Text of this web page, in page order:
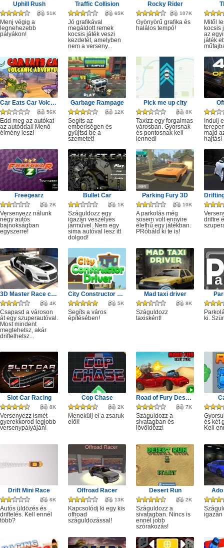
Uphill Rush
51K
Menj végig a
legnehezebb
pályákon!
Traffic Collision
65K
Jó grafikával
megáldott remek
kocsis játék veszi
kezdetét, amelyben
nem a verseny...
Rocky Rider
107K
Gyönyörű grafika és
halálos tempó!
Mitől
kocsis
az
játék
Car Eats Car Volcanic Adventure
56K
Edd meg az autókat
az autóddal! Menő
élmény lesz!
Garbage Rampage
12K
Segíts az
emberiségen és
gyűjtsd be a
szemetet!
Pick me up city
8K
Taxizz egy forgalmas
városban. Gyorsnak
és pontosnak kell
lenned!
Indulj
majd
hajtás!
Freegearz
2K
Versenyezz nálunk
négy autós
bajnokságban
egyszerre!
Bullet Car
1K
Száguldozz egy
igazán veszélyes
járművel. Nem egy
sima autóval lesz itt
dolgod!
Parking Fury 3D
10K
A parkolás még
sosem volt ennyire
élethű egy játékban.
PRóbáld ki te is!
driftre
3D Master Race city drift
4K
Csapasd a városon
át egy szuperautóval.
Most mindent
megtehetsz, akár
driftelhetsz...
City Constructor Driver 3D
5K
Segíts a város
építésében!
Mad taxi driver
8K
Száguldozz
taxisként!
ki.
Slot Car Racing
8K
Versenyezz ismét
gyerekkorod legjobb
versenypályáján!
Cop Chase
2K
Menekülj el a zsaruk
elől!
Road of Fury Desert Strike
7K
Száguldozz a
sivatagban és
lövöldözz!
és két
Kell
Drift Mini Race
6K
Autós üldözés és
driftelés. Kell ennél
több?
Offroad Racer
13K
Kapcsolódj ki egy kis
offroad
száguldozással!
Desert Run
2K
Száguldozz a
sivatagban. Nincs is
ennél jobb
szórakozás!
igazán